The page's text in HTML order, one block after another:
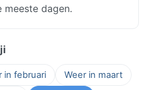
dagen.
in februari
Weer in maart